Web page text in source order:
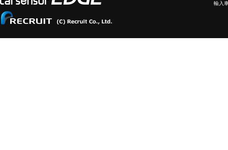
輸入